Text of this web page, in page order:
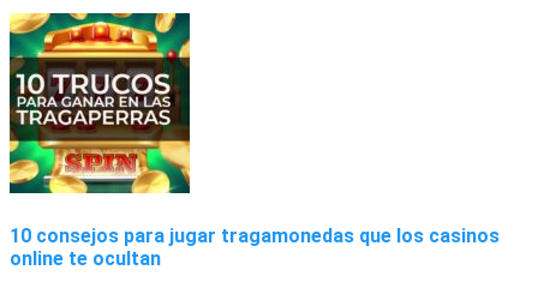
10 consejos para jugar tragamonedas que los casinos
online te ocultan